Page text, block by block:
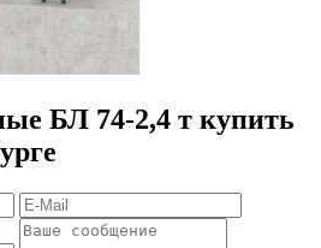
БЛ 74-2,4 т купить